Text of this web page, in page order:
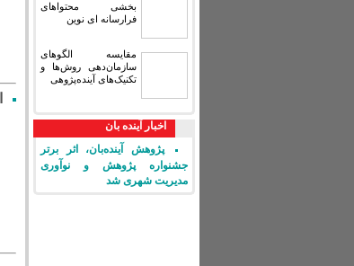
بخشی محتواهای
فرارسانه ای نوین
مقایسه‏ الگوهای
سازمان‌دهی روش‌ها و
تکنیک‌های آینده‌پژوهی
اخبار آینده بان
پژوهش آینده‌بان، اثر برتر
جشنواره پژوهش و نوآوری
مدیریت شهری شد